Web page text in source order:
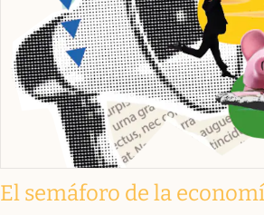
El semáforo de la